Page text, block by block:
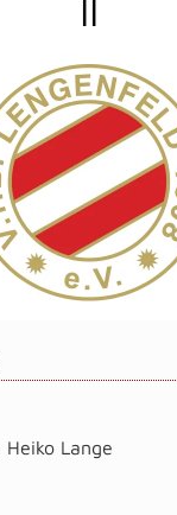
II
Heiko Lange